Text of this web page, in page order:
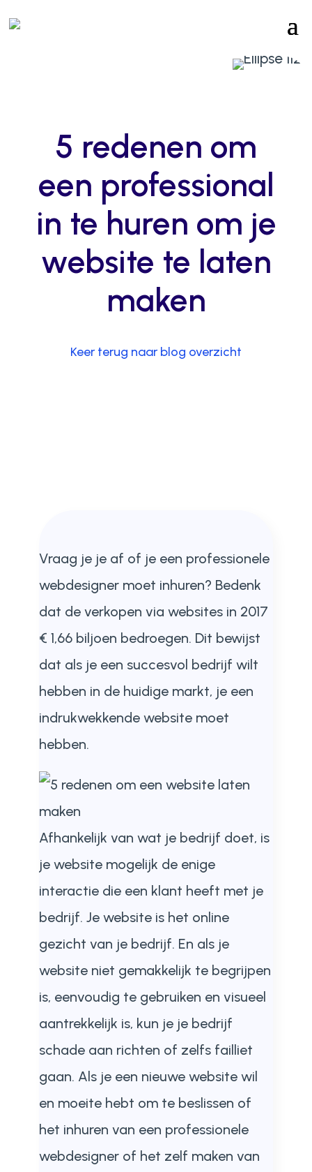
5 redenen om
een professional
in te huren om je
website te laten
maken
Keer terug naar blog overzicht
Vraag ​​je je af of je een professionele
webdesigner moet inhuren? Bedenk
dat de verkopen via websites in 2017
€ 1,66 biljoen bedroegen. Dit bewijst
dat als je een succesvol bedrijf wilt
hebben in de huidige markt, je een
indrukwekkende website moet
hebben.
Afhankelijk van wat je bedrijf doet, is
je website mogelijk de enige
interactie die een klant heeft met je
bedrijf. Je website is het online
gezicht van je bedrijf. En als je
website niet gemakkelijk te begrijpen
is, eenvoudig te gebruiken en visueel
aantrekkelijk is, kun je je bedrijf
schade aan richten of zelfs failliet
gaan. Als je een nieuwe website wil
en moeite hebt om te beslissen of
het inhuren van een professionele
webdesigner of het zelf maken van